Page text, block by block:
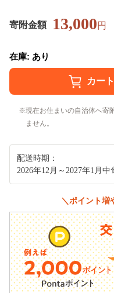
寄附金額 13,000円
在庫: あり
現在お住まいの自治体へ寄
ません。
配送時期：
2026年12月～2027年1月
＼ポイント増